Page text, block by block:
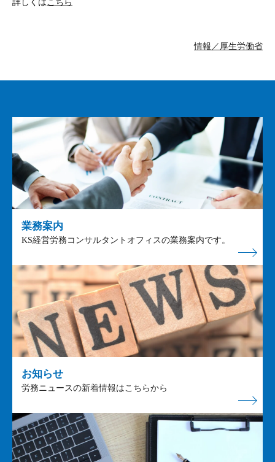
詳しくはこちら
情報／厚生労働省
業務案内
KS経営労務コンサルタントオフィスの業務案内です。
お知らせ
労務ニュースの新着情報はこちらから